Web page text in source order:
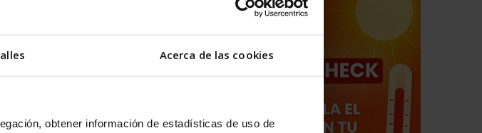
Acerca de las cookies
obtener información de estadísticas de uso de